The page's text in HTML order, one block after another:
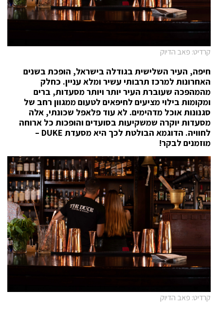
קרדיט: פאב הדיוק
חיפה, העיר השלישית בגודלה בישראל, הופכת בשנים
האחרונות למרכז תרבותי עשיר ומלא עניין. כחלק
מהמהפכה שעוברת העיר יותר ויותר מסעדות, ברים
ומקומות בילוי מציעים לחיפאים לטעום ממגוון רחב של
סגנונות אוכל מדהימים. לא עוד פלאפל שכונתי, אלה
מסעדות יוקרה שמשקיעות בסועדים והופכות כל ארוחה
לחוויה. הדוגמא הבולטת לכך היא מסעדת DUKE
–
מוזמנים לבקר!
קרדיט: פאב הדיוק